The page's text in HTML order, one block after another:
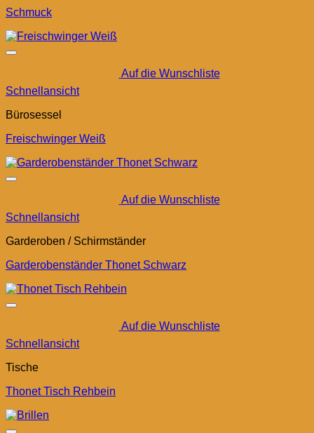
Schmuck
Auf die Wunschliste
Schnellansicht
Bürosessel
Freischwinger Weiß
Auf die Wunschliste
Schnellansicht
Garderoben / Schirmständer
Garderobenständer Thonet Schwarz
Auf die Wunschliste
Schnellansicht
Tische
Thonet Tisch Rehbein